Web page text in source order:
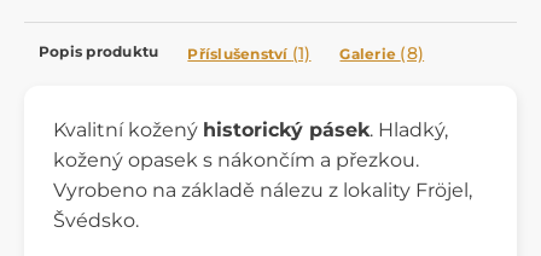
Popis produktu Příslušenství (1) Galerie (8)
Kvalitní kožený historický pásek. Hladký,
kožený opasek s nákončím a přezkou.
Vyrobeno na základě nálezu z lokality Fröjel,
Švédsko.